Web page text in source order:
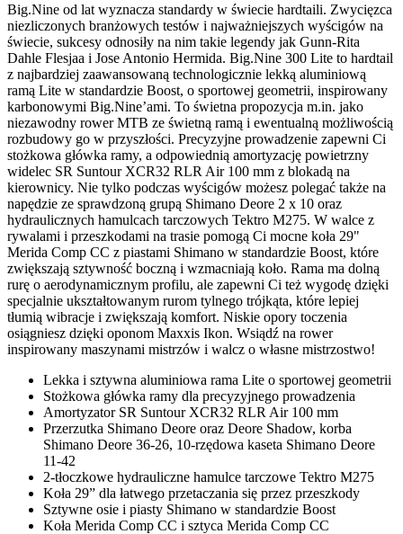
Big.Nine od lat wyznacza standardy w świecie hardtaili. Zwycięzca
niezliczonych branżowych testów i najważniejszych wyścigów na
świecie, sukcesy odnosiły na nim takie legendy jak Gunn-Rita
Dahle Flesjaa i Jose Antonio Hermida. Big.Nine 300 Lite to hardtail
z najbardziej zaawansowaną technologicznie lekką aluminiową
ramą Lite w standardzie Boost, o sportowej geometrii, inspirowany
karbonowymi Big.Nine’ami. To świetna propozycja m.in. jako
niezawodny rower MTB ze świetną ramą i ewentualną możliwością
rozbudowy go w przyszłości. Precyzyjne prowadzenie zapewni Ci
stożkowa główka ramy, a odpowiednią amortyzację powietrzny
widelec SR Suntour XCR32 RLR Air 100 mm z blokadą na
kierownicy. Nie tylko podczas wyścigów możesz polegać także na
napędzie ze sprawdzoną grupą Shimano Deore 2 x 10 oraz
hydraulicznych hamulcach tarczowych Tektro M275. W walce z
rywalami i przeszkodami na trasie pomogą Ci mocne koła 29"
Merida Comp CC z piastami Shimano w standardzie Boost, które
zwiększają sztywność boczną i wzmacniają koło. Rama ma dolną
rurę o aerodynamicznym profilu, ale zapewni Ci też wygodę dzięki
specjalnie ukształtowanym rurom tylnego trójkąta, które lepiej
tłumią wibracje i zwiększają komfort. Niskie opory toczenia
osiągniesz dzięki oponom Maxxis Ikon. Wsiądź na rower
inspirowany maszynami mistrzów i walcz o własne mistrzostwo!
Lekka i sztywna aluminiowa rama Lite o sportowej geometrii
Stożkowa główka ramy dla precyzyjnego prowadzenia
Amortyzator SR Suntour XCR32 RLR Air 100 mm
Przerzutka Shimano Deore oraz Deore Shadow, korba
Shimano Deore 36-26, 10-rzędowa kaseta Shimano Deore
11-42
2-tłoczkowe hydrauliczne hamulce tarczowe Tektro M275
Koła 29” dla łatwego przetaczania się przez przeszkody
Sztywne osie i piasty Shimano w standardzie Boost
Koła Merida Comp CC i sztyca Merida Comp CC